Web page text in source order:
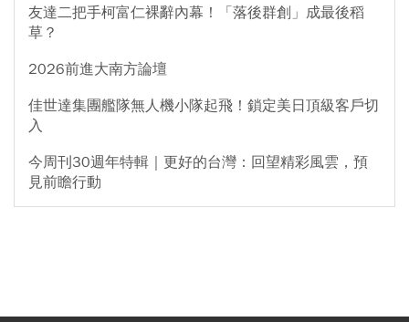
友達二把手柯富仁裸辭內幕！「落後群創」成最後稻
草？
2026前進大南方論壇
佳世達集團艦隊無人機小隊起飛！鎖定美日頂級客戶切
入
今周刊30週年特輯｜更好的台灣：回望精彩風雲，預
見前瞻行動